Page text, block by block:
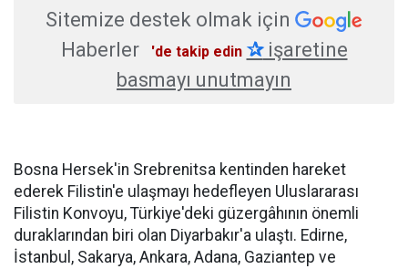
Sitemize destek olmak için
Haberler
'de takip edin ✰işaretine
basmayı unutmayın
Bosna Hersek'in Srebrenitsa kentinden hareket
ederek Filistin'e ulaşmayı hedefleyen Uluslararası
Filistin Konvoyu, Türkiye'deki güzergâhının önemli
duraklarından biri olan Diyarbakır'a ulaştı. Edirne,
İstanbul, Sakarya, Ankara, Adana, Gaziantep ve